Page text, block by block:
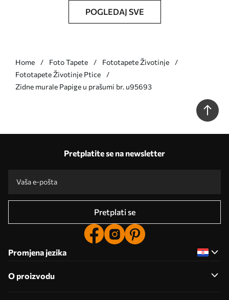
POGLEDAJ SVE
Home Foto Tapete
Fototapete Životinje
Fototapete Životinje Ptice
Zidne murale Papige u prašumi br. u95693
Pretplatite se na newsletter
Pretplati se
Promjena jezika
O proizvodu